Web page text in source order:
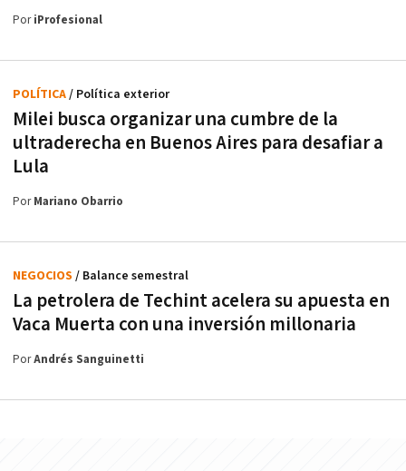
PoriProfesional
Milei busca organizar una cumbre de la
ultraderecha en Buenos Aires para desafiar a
Lula
POLÍTICA/ Política exterior
PorMariano Obarrio
La petrolera de Techint acelera su apuesta en
Vaca Muerta con una inversión millonaria
NEGOCIOS / Balance semestral
PorAndrés Sanguinetti